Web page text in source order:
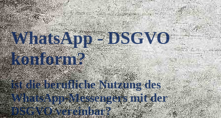
WhatsApp - DSGVO
konform?
ist die berufliche Nutzung des
WhatsApp-Messengers mit der
DSGVOvereinbar?